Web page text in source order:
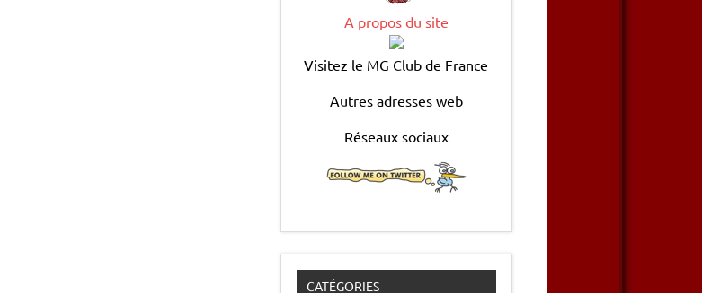
A propos du site
Visitez le MG Club de France
Autres adresses web
Réseaux sociaux
CATÉGORIES